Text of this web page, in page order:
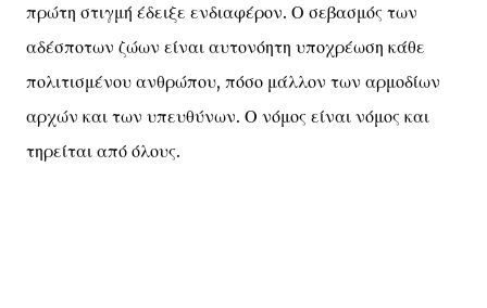
πρώτη στιγμή έδειξε ενδιαφέρον. Ο σεβασμός των
αδέσποτων ζώων είναι αυτονόητη υποχρέωση κάθε
πολιτισμένου ανθρώπου, πόσο μάλλον των αρμοδίων
αρχών και των υπευθύνων. Ο νόμος είναι νόμος και
τηρείται από όλους.